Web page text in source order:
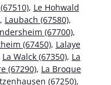
, Le Hohwald
, Laubach (67580),
(67700),
(67450), Lalaye
La Walck (67350), La
(67290), La Broque
(67250),